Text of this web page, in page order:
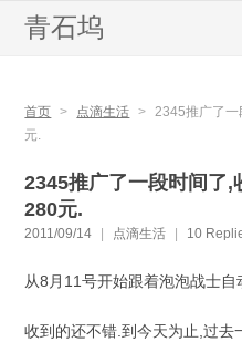
青石坞
首页 > 点滴生活 > 2345推广了一
元.
2345推广了一段时间了,
280元.
2011/09/14 点滴生活 10
从8月11号开始跟着泡泡战士自
收到的还不错.到今天为止,过去